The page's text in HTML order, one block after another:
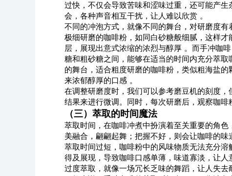
过快，不仅会导致苦味和涩味过重，还可能产
会，各种声音相互干扰，让人难以欣赏 。
不同的冲泡方式，就像不同的舞台，对研磨度
极细研磨的咖啡粉，如同白砂糖般细腻，这样
层，展现出意式浓缩的浓烈与醇厚 。而手冲咖
糖和粗砂糖之间，能够在适当的时间内充分萃
的舞台，适合粗度研磨的咖啡粉，类似粗海盐
来浓郁醇厚的口感 。
在调整研磨度时，我们可以参考磨豆机的刻度
结果来进行微调。同时，每次研磨后，观察咖
（三）萃取的时间魔法
萃取时间，在咖啡冲煮中扮演着至关重要的角
美融合，翩翩起舞；把握不好，则会让咖啡的味
萃取时间过短，咖啡粉中的风味物质无法充分
得及展现，导致咖啡口感单薄，味道寡淡，让
过度萃取，就像一场冗长乏味的舞蹈，让人失去